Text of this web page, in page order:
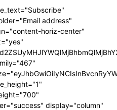
address"
horiz-center"
display="column"